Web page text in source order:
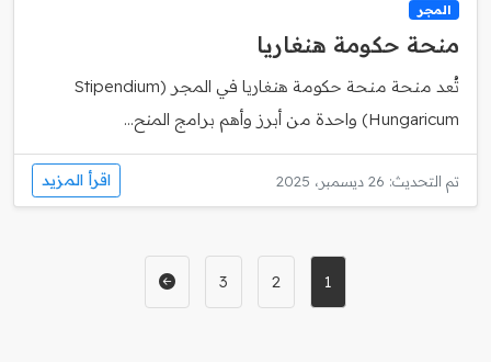
المجر
منحة حكومة هنغاريا
تُعد منحة منحة حكومة هنغاريا في المجر (Stipendium
Hungaricum) واحدة من أبرز وأهم برامج المنح...
تم التحديث: 26 ديسمبر، 2025 اقرأ المزيد
1
2
3